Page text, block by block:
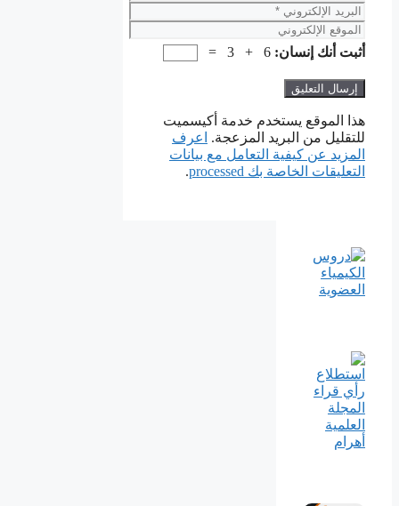
البريد
الإلكتروني
الموقع
الإلكتروني
أثبت أنك إنسان: 6 + 3 =
هذا الموقع يستخدم خدمة أكيسميت
للتقليل من البريد المزعجة.
اعرف
المزيد عن كيفية التعامل مع بيانات
التعليقات الخاصة بك processed
.